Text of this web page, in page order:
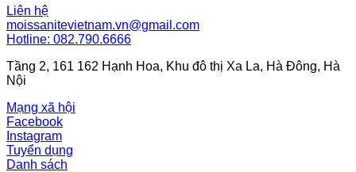
Liên hệ
moissanitevietnam.vn@gmail.com
Hotline: 082.790.6666
Tầng 2, 161 162 Hạnh Hoa, Khu đô thị Xa La, Hà Đông, Hà
Nội
Mạng xã hội
Facebook
Instagram
Tuyển dụng
Danh sách